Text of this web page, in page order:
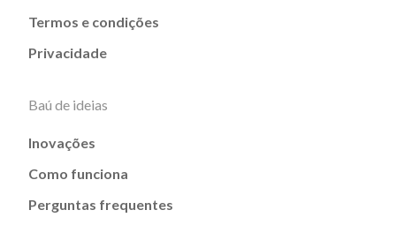
Termos e condições
Privacidade
Baú de ideias
Inovações
Como funciona
Perguntas frequentes